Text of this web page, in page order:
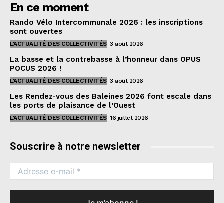
En ce moment
Rando Vélo Intercommunale 2026 : les inscriptions
sont ouvertes
L'ACTUALITÉ DES COLLECTIVITÉS 3 août 2026
La basse et la contrebasse à l’honneur dans OPUS
POCUS 2026 !
L'ACTUALITÉ DES COLLECTIVITÉS 3 août 2026
Les Rendez-vous des Baleines 2026 font escale dans
les ports de plaisance de l’Ouest
L'ACTUALITÉ DES COLLECTIVITÉS 16 juillet 2026
Souscrire à notre newsletter